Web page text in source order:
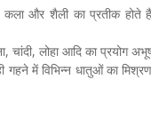
और शैली का प्रतीक होते
चांदी, लोहा आदि का प्रयोग
में विभिन्न धातुओं का